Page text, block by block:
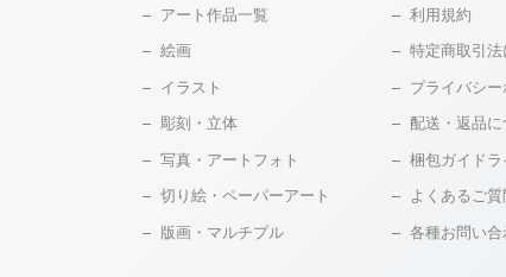
アート作品一覧
絵画
イラスト
彫刻・立体
写真・アートフォト
切り絵・ペーパーアート
版画・マルチプル
利用規約
特定商取引
プライバシ
配送・返品に
梱包ガイドラ
よくあるご質
各種お問い